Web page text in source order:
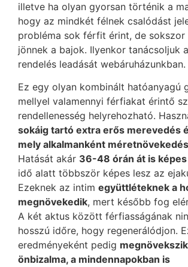
illetve ha olyan gyorsan történik a
hogy az mindkét félnek csalódást
probléma sok férfit érint, de sokszor
jönnek a bajok. Ilyenkor tanácsoljuk
rendelés leadását webáruházunkban.
Ez egy olyan kombinált hatóanyagú
mellyel valamennyi férfiakat érintő
rendellenesség helyrehozható.
sokáig tartó extra erős merevedés
mely alkalmanként
Hatását akár 36-48 órán át is
idő alatt többször képes lesz az
Ezeknek az intim együttléteknek a
megnövekedik, mert később fog
A két aktus között férfiasságának
hosszú időre, hogy regenerálódjon.
eredményeként pedig
önbizalma, a mindennapokban is